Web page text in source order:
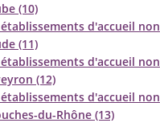
(10)
d'accueil non
(11)
d'accueil non
(12)
d'accueil non
du-Rhône (13)